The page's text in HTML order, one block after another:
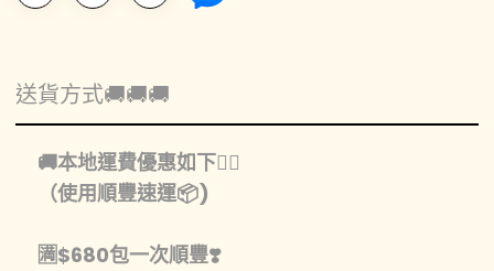
送貨方式🚚🚚🚚
🚚本地運費優惠如下👇🏻
（使用順豐速運📦)
🈵️$680包一次順豐❣️